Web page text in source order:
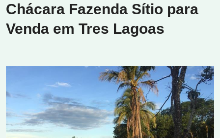
Chácara Fazenda Sítio para
Venda em Tres Lagoas